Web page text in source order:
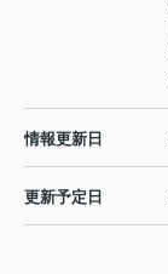
情報更新日
更新予定日